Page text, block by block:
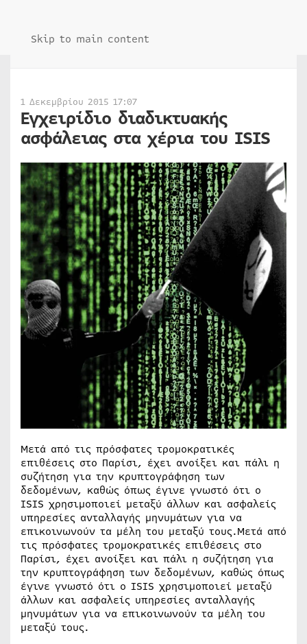
Skip to main content
1 Δεκεμβρίου 2015 17:07
Εγχειρίδιο διαδικτυακής
ασφάλειας στα χέρια του ISIS
Μετά από τις πρόσφατες τρομοκρατικές
επιθέσεις στο Παρίσι, έχει ανοίξει και πάλι η
συζήτηση για την κρυπτογράφηση των
δεδομένων, καθώς όπως έγινε γνωστό ότι ο
ISIS χρησιμοποιεί μεταξύ άλλων και ασφαλείς
υπηρεσίες ανταλλαγής μηνυμάτων για να
επικοινωνούν τα μέλη του μεταξύ τους.Μετά από
τις πρόσφατες τρομοκρατικές επιθέσεις στο
Παρίσι, έχει ανοίξει και πάλι η συζήτηση για
την κρυπτογράφηση των δεδομένων, καθώς όπως
έγινε γνωστό ότι ο ISIS χρησιμοποιεί μεταξύ
άλλων και ασφαλείς υπηρεσίες ανταλλαγής
μηνυμάτων για να επικοινωνούν τα μέλη του
μεταξύ τους.